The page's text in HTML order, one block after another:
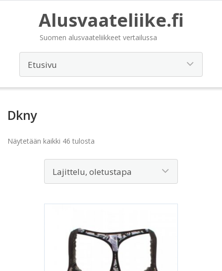
Alusvaateliike.fi
Suomen alusvaateliikkeet vertailussa
Dkny
Näytetään kaikki 46 tulosta